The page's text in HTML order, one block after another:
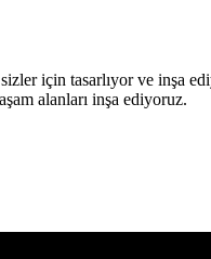
için tasarlıyor ve inşa
alanları inşa ediyoruz.